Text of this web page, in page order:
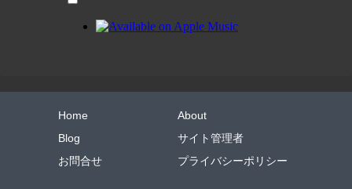
Home
About
Blog
サイト管理者
お問合せ
プライバシーポリシー